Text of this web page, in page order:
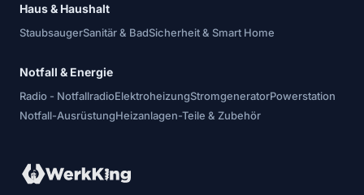
Haus & Haushalt
StaubsaugerSanitär & BadSicherheit & Smart Home
Notfall & Energie
Radio - NotfallradioElektroheizungStromgeneratorPowerstation
Notfall-AusrüstungHeizanlagen-Teile & Zubehör